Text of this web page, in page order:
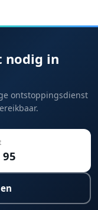
nodig in
ontstoppingsdienst